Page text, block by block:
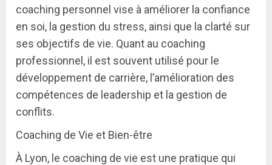
coaching personnel vise à améliorer la confiance
en soi, la gestion du stress, ainsi que la clarté sur
ses objectifs de vie. Quant au coaching
professionnel, il est souvent utilisé pour le
développement de carrière, l’amélioration des
compétences de leadership et la gestion de
conflits.
Coaching de Vie et Bien-être
À Lyon, le coaching de vie est une pratique qui